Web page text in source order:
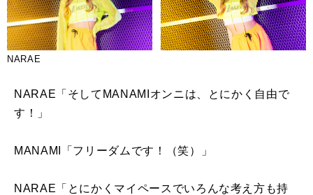
NARAE
NARAE「そして MANAMI オンニは、とにかく自由で
す！」
MANAMI「フリーダムです！（笑）」
NARAE「とにかくマイペースでいろんな考え方も持